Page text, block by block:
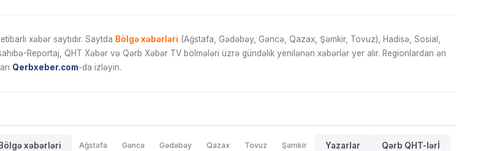
xəbər saytıdır. Saytda Bölgə xəbərləri (Ağstafa, Gədəbəy, Gəncə, Qazax, Şəmkir, Tovuz), Hadisə, Sosial,
Reportaj, QHT Xəbər və Qərb Xəbər TV bölmələri üzrə gündəlik yenilənən xəbərlər yer alır. Regionlardan ən
Qerbxeber.com-da izləyin.
Bölgə xəbərləri Ağstafa Gəncə Gədəbəy Qazax Tovuz Şəmkir Yazarlar Qərb QHT-lərİ